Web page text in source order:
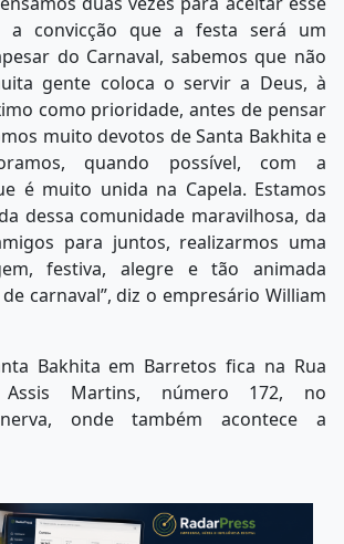
a convicção que a festa será um
do Carnaval, sabemos que não
gente coloca o servir a Deus, à
como prioridade, antes de pensar
muito devotos de Santa Bakhita e
quando possível, com a
é muito unida na Capela. Estamos
dessa comunidade maravilhosa, da
para juntos, realizarmos uma
festiva, alegre e tão animada
carnaval”, diz o empresário William
Bakhita em Barretos fica na Rua
Assis Martins, número 172, no
onde também acontece a